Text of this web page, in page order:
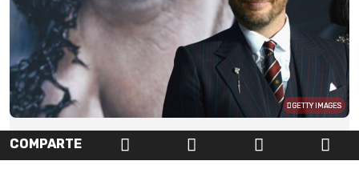
GETTY IMAGES
COMPARTE